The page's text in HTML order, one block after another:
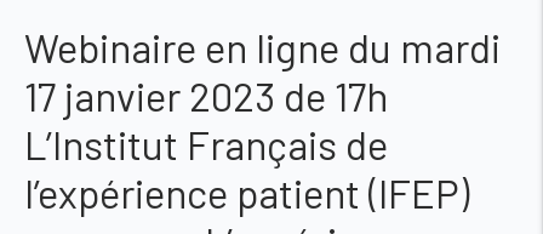
Webinaire en ligne du mardi
17 janvier 2023 de 17h
L’Institut Français de
l’expérience patient (IFEP)